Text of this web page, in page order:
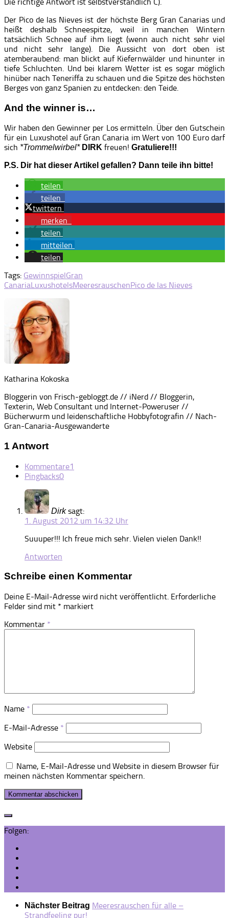
Der Pico de las Nieves ist der höchste Berg Gran Canarias und
heißt deshalb Schneespitze, weil in manchen Wintern
tatsächlich Schnee auf ihm liegt (wenn auch nicht sehr viel
und nicht sehr lange). Die Aussicht von dort oben ist
atemberaubend: man blickt auf Kiefernwälder und hinunter in
tiefe Schluchten. Und bei klarem Wetter ist es sogar möglich
hinüber nach Teneriffa zu schauen und die Spitze des höchsten
Berges von ganz Spanien zu entdecken: den Teide.
And the winner is…
Wir haben den Gewinner per Los ermitteln. Über den Gutschein
für ein Luxushotel auf Gran Canaria im Wert von 100 Euro darf
sich *Trommelwirbel* DIRK freuen! Gratuliere!!!
P.S. Dir hat dieser Artikel gefallen? Dann teile ihn bitte!
teilen
teilen
twittern
merken
teilen
mitteilen
teilen
Tags: GewinnspielGran
CanariaLuxushotelsMeeresrauschenPico de las Nieves
Katharina Kokoska
Bloggerin von Frisch-gebloggt.de // iNerd // Bloggerin,
Texterin, Web Consultant und Internet-Poweruser //
Bücherwurm und leidenschaftliche Hobbyfotografin // Nach-
Gran-Canaria-Ausgewanderte
1 Antwort
Kommentare1
Pingbacks0
Dirk sagt:
1. August 2012 um 14:32 Uhr
Suuuper!!! Ich freue mich sehr. Vielen vielen Dank!!
Antworten
Schreibe einen Kommentar
Deine E-Mail-Adresse wird nicht veröffentlicht. Erforderliche
Felder sind mit * markiert
Kommentar *
Name *
E-Mail-Adresse *
Website
Name, E-Mail-Adresse und Website in diesem Browser für
meinen nächsten Kommentar speichern.
Folgen:
Nächster Beitrag Meeresrauschen für alle –
Strandfeeling pur!